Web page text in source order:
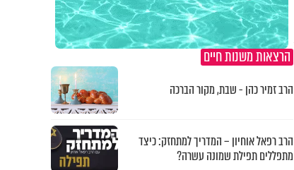
הרצאות משנות חיים
הרב זמיר כהן - שבת, מקור הברכה
הרב רפאל אוחיון – המדריך למתחזק: כיצד
מתפללים תפילת שמונה עשרה?